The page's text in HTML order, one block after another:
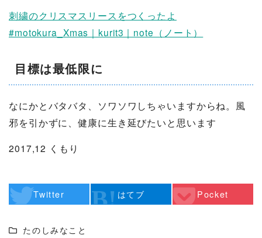
刺繍のクリスマスリースをつくったよ
#motokura_Xmas｜kurit3｜note（ノート）
目標は最低限に
なにかとバタバタ、ソワソワしちゃいますからね。風
邪を引かずに、健康に生き延びたいと思います
2017,12 くもり
Twitter はてブ Pocket
たのしみなこと